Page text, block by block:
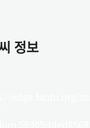
정보